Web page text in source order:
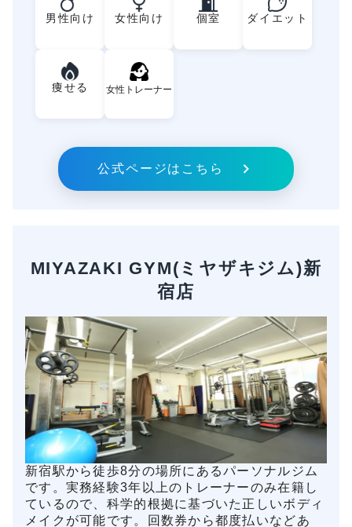
男性向け 女性向け 個室 ダイエット
痩せる 女性トレーナー
公式ページはこちら
MIYAZAKI GYM(ミヤザキジム)新
宿店
新宿駅から徒歩8分の場所にあるパーソナルジム
です。実務経験3年以上のトレーナーのみ在籍し
ているので、科学的根拠に基づいた正しいボディ
メイクが可能です。回数券から都度払いなどあ